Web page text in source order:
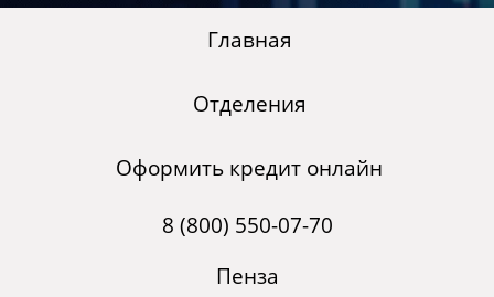
Главная
Отделения
Оформить кредит онлайн
8 (800) 550-07-70
Пенза